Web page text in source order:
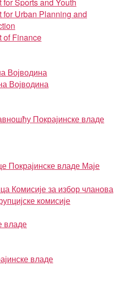
Urban Planning and
of Finance
Војводина
Војводина
Покрајинске владе
Покрајинске владе Маје
Комисије за избор чланова
комисије
владе
владе